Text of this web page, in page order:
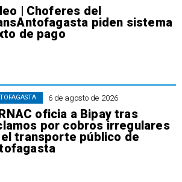
| Choferes del
piden sistema
de pago
6 de agosto de 2026
oficia a Bipay tras
por cobros irregulares
transporte público de